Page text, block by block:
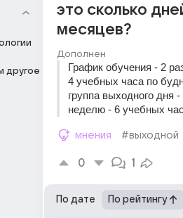
другое
это сколько
месяцев?
Дополнен
График обучения - 2
4 учебных часа по
группа выходного дня
неделю - 6 учебных
мнения #выходной
0 1
По дате По рейтингу